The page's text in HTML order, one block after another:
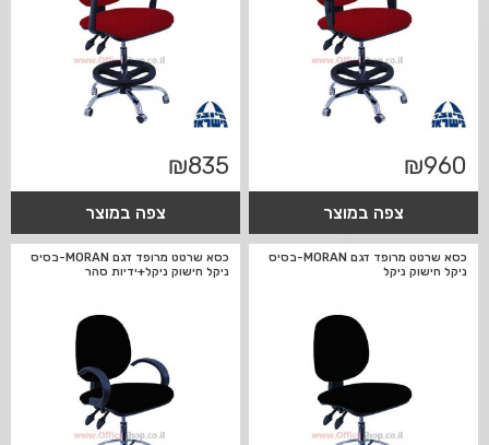
₪960
צפה במוצר
₪835
צפה במוצר
כסא שרטט מרופד דגם MORAN-בסיס
ניקל חישוק ניקל
כסא שרטט מרופד דגם MORAN-בסיס
ניקל חישוק ניקל+ידיות סהר